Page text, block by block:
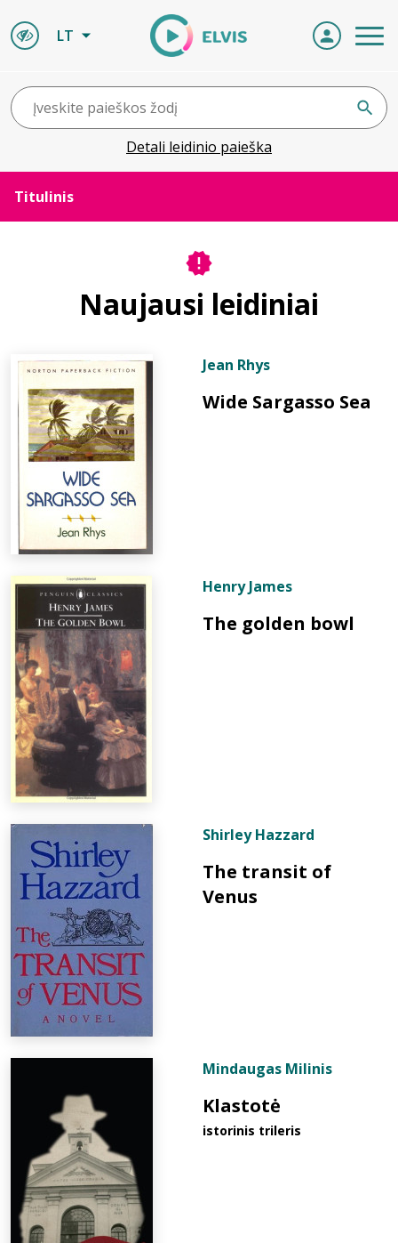
LT
Detali leidinio paieška
Titulinis
Naujienos
Bibliotekoms
D.U.K.
info@elvislab.lt
Naujausi leidiniai
Jean Rhys
Wide Sargasso Sea
Henry James
The golden bowl
Shirley Hazzard
The transit of
Venus
Mindaugas Milinis
Klastotė
istorinis trileris